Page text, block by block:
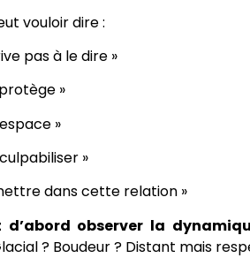
vouloir dire :
pas à le dire »
»
»
»
dans cette relation »
observer la
? Boudeur ? Distant mais